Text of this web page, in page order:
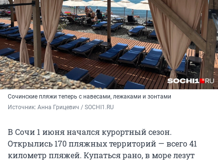
Сочинские пляжи теперь с навесами, лежаками и зонтами
Источник: Анна Грицевич / SOCHI1.RU
В Сочи 1 июня начался курортный сезон.
Открылись 170 пляжных территорий — всего 41
километр пляжей. Купаться рано, в море лезут